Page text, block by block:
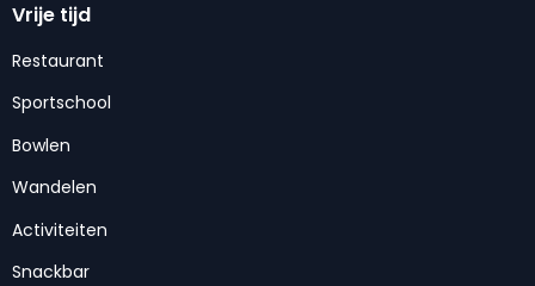
Vrije tijd
Restaurant
Sportschool
Bowlen
Wandelen
Activiteiten
Snackbar